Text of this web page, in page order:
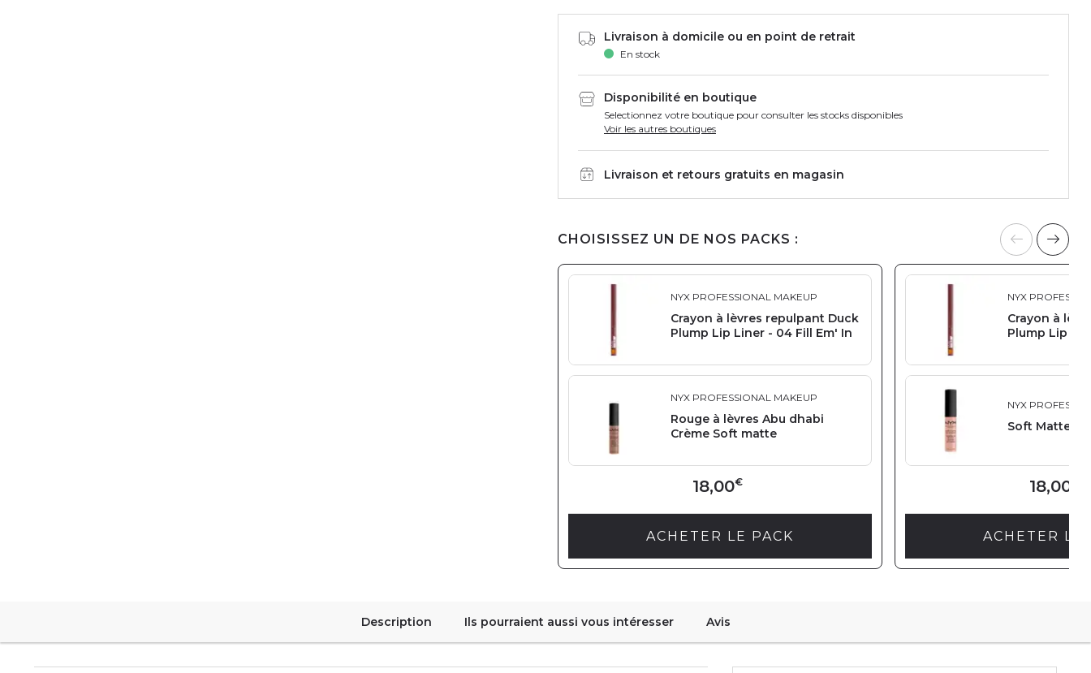
Livraison à domicile ou en point de retrait
En stock
Disponibilité en boutique
Selectionnez votre boutique pour consulter les stocks disponibles
Voir les autres boutiques
Livraison et retours gratuits en magasin
CHOISISSEZ UN DE NOS PACKS :
NYX PROFESSIONAL MAKEUP
Crayon à lèvres repulpant Duck
Plump Lip Liner - 04 Fill Em' In
NYX PROFESSIONAL MAKEUP
Rouge à lèvres Abu dhabi
Crème Soft matte
18,00€
ACHETER LE PACK
NYX
Crayon à
Plump Lip
NYX
Soft Matte
18,00
ACHETER LE
Description Ils pourraient aussi vous intéresser Avis